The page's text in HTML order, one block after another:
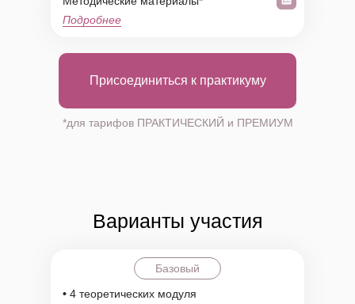
Подробнее
Присоединиться к практикуму
*для тарифов ПРАКТИЧЕСКИЙ и ПРЕМИУМ
Варианты участия
• 4 теоретических модуля
Базовый